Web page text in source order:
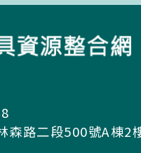
森路二段500號A棟2